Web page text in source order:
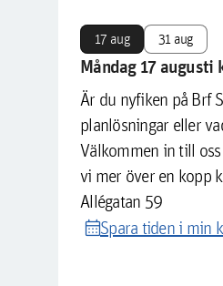
17 aug 31 aug
Måndag 17
Är du nyfiken på Brf
planlösningar eller
Välkommen in till
vi mer över en kopp
Allégatan 59
calendar_monthSpara tiden i min